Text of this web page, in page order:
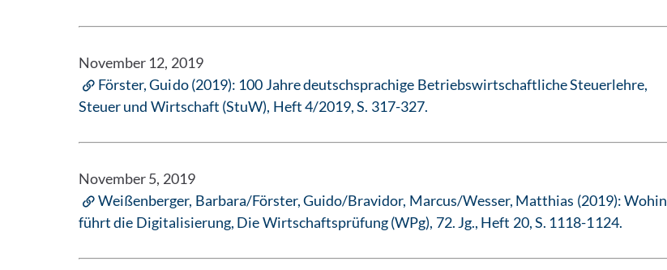
November 12, 2019
Förster, Guido (2019): 100 Jahre deutschsprachige Betriebswirtschaftliche Steuerlehre,
Steuer und Wirtschaft (StuW), Heft 4/2019, S. 317-327.
November 5, 2019
Weißenberger, Barbara/Förster, Guido/Bravidor, Marcus/Wesser, Matthias (2019): Wohin
führt die Digitalisierung, Die Wirtschaftsprüfung (WPg), 72. Jg., Heft 20, S. 1118-1124.